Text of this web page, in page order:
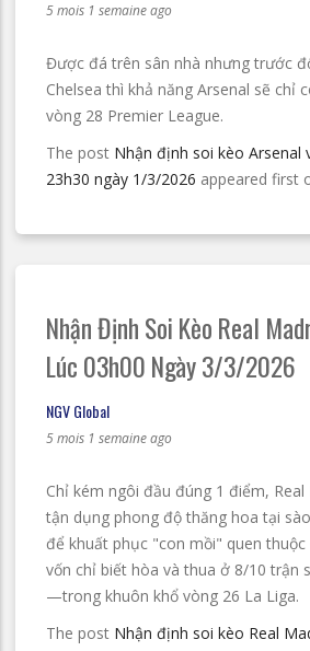
5 mois 1 semaine ago
Được đá trên sân nhà nhưng trước
Chelsea thì khả năng Arsenal sẽ chỉ
vòng 28 Premier League.
The post Nhận định soi kèo Arsenal
23h30 ngày 1/3/2026 appeared first
Nhận Định Soi Kèo Real
Lúc 03h00 Ngày 3/3/2026
NGV Global
5 mois 1 semaine ago
Chỉ kém ngôi đầu đúng 1 điểm,
tận dụng phong độ thăng hoa tại
để khuất phục "con mồi" quen
vốn chỉ biết hòa và thua ở 8/10 trận
—trong khuôn khổ vòng 26 La Liga.
The post Nhận định soi kèo Real